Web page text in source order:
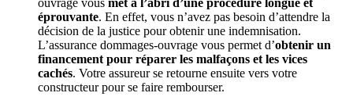
ouvrage vous met à l’abri d’une procédure longue et
éprouvante. En effet, vous n’avez pas besoin d’attendre la
décision de la justice pour obtenir une indemnisation.
L’assurance dommages-ouvrage vous permet d’obtenir un
financement pour réparer les malfaçons et les vices
cachés. Votre assureur se retourne ensuite vers votre
constructeur pour se faire rembourser.